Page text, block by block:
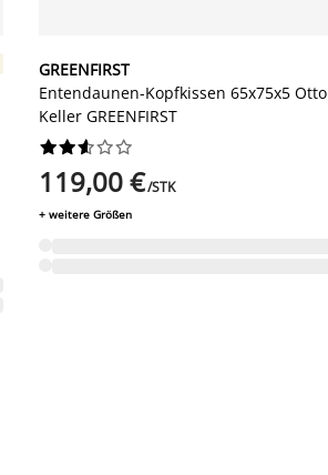
GREENFIRST
Entendaunen-Kopfkissen 65x75x5 Otto
Keller GREENFIRST






119,00 €/STK
+ weitere Größen